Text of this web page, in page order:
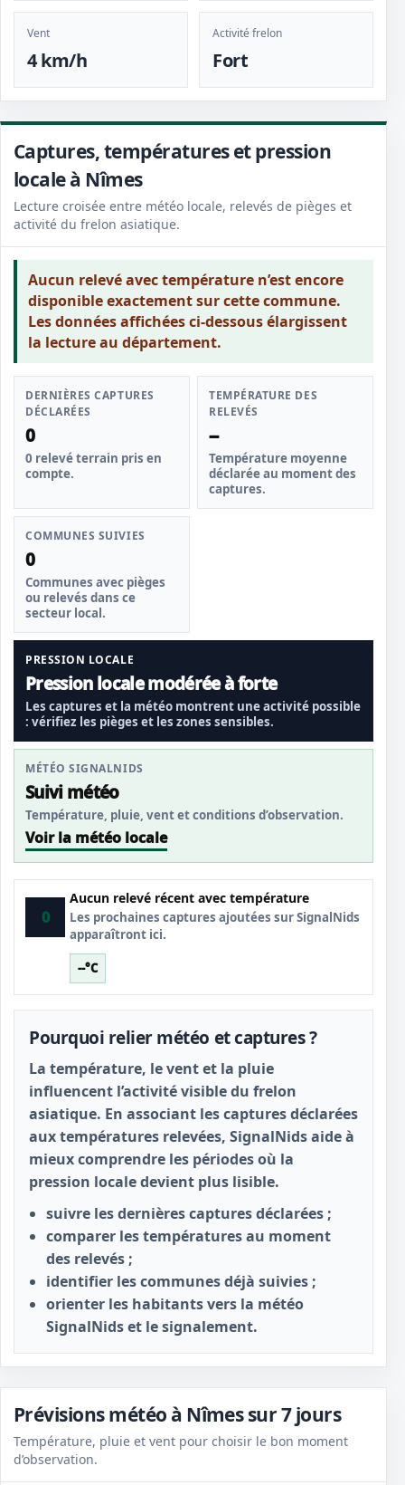
Vent
4 km/h
Activité frelon
Fort
Captures, températures et pression
locale à Nîmes
Lecture croisée entre météo locale, relevés de pièges et
activité du frelon asiatique.
Aucun relevé avec température n’est encore
disponible exactement sur cette commune.
Les données affichées ci-dessous élargissent
la lecture au département.
DERNIÈRES CAPTURES
DÉCLARÉES
0
0 relevé terrain pris en
compte.
TEMPÉRATURE DES
RELEVÉS
--
Température moyenne
déclarée au moment des
captures.
COMMUNES SUIVIES
0
Communes avec pièges
ou relevés dans ce
secteur local.
PRESSION LOCALE
Pression locale modérée à forte
Les captures et la météo montrent une activité possible
: vérifiez les pièges et les zones sensibles.
MÉTÉO SIGNALNIDS
Suivi météo
Température, pluie, vent et conditions d’observation.
Voir la météo locale
0
Aucun relevé récent avec température
Les prochaines captures ajoutées sur SignalNids
apparaîtront ici.
--°C
Pourquoi relier météo et captures ?
La température, le vent et la pluie
influencent l’activité visible du frelon
asiatique. En associant les captures déclarées
aux températures relevées, SignalNids aide à
mieux comprendre les périodes où la
pression locale devient plus lisible.
suivre les dernières captures déclarées ;
comparer les températures au moment
des relevés ;
identifier les communes déjà suivies ;
orienter les habitants vers la météo
SignalNids et le signalement.
Prévisions météo à Nîmes sur 7 jours
Température, pluie et vent pour choisir le bon moment
d’observation.